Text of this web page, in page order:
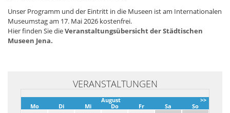
Unser Programm und der Eintritt in die Museen ist am Internationalen
Museumstag am 17. Mai 2026 kostenfrei.
Hier finden Sie dieVeranstaltungsübersicht der Städtischen
Museen Jena.
VERANSTALTUNGEN
>>
August
Mo
Di Mi Do Fr Sa
So